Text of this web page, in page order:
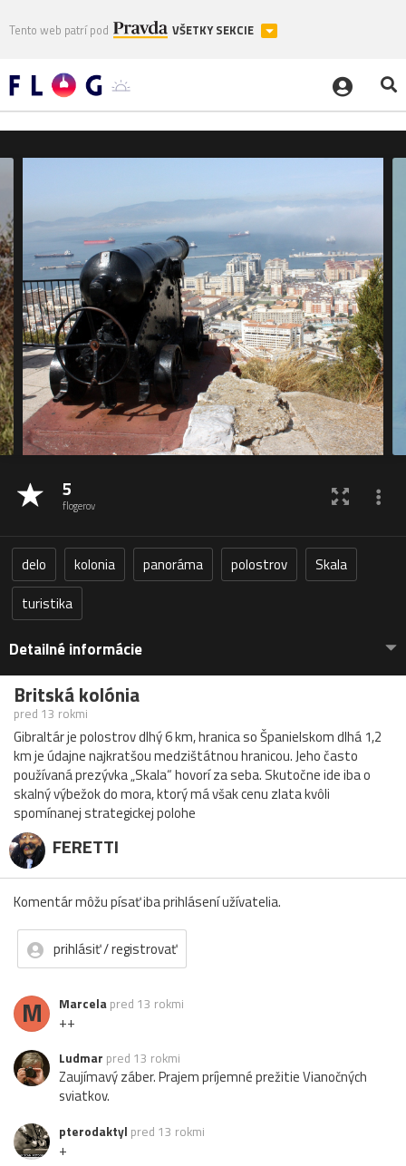
Tento web patrí pod VŠETKY SEKCIE
5
flogerov
delo kolonia panoráma polostrov
Skala
turistika
Detailné informácie
Britská kolónia
pred 13 rokmi
Gibraltár je polostrov dlhý 6 km, hranica so Španielskom dlhá 1,2
km je údajne najkratšou medzištátnou hranicou. Jeho často
používaná prezývka „Skala“ hovorí za seba. Skutočne ide iba o
skalný výbežok do mora, ktorý má však cenu zlata kvôli
spomínanej strategickej polohe
FERETTI
Komentár môžu písať iba prihlásení užívatelia.
prihlásiť / registrovať
M Marcela pred 13 rokmi
++
Ludmar pred 13 rokmi
Zaujímavý záber. Prajem príjemné prežitie Vianočných
sviatkov.
pterodaktyl pred 13 rokmi
+